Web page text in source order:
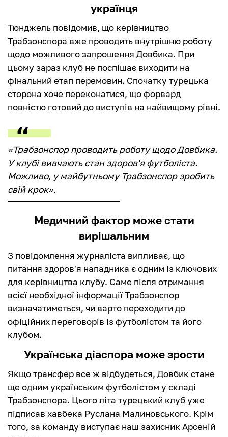
українця
Тюнджель повідомив, що керівництво
Трабзонспора вже проводить внутрішню роботу
щодо можливого запрошення Довбика. При
цьому зараз клуб не поспішає виходити на
фінальний етап перемовин. Спочатку турецька
сторона хоче переконатися, що форвард
повністю готовий до виступів на найвищому рівні.
«Трабзонспор проводить роботу щодо Довбика.
У клубі вивчають стан здоров'я футболіста.
Можливо, у майбутньому Трабзонспор зробить
свій крок».
Медичний фактор може стати
вирішальним
З повідомлення журналіста випливає, що
питання здоров'я нападника є одним із ключових
для керівництва клубу. Саме після отримання
всієї необхідної інформації Трабзонспор
визначатиметься, чи варто переходити до
офіційних переговорів із футболістом та його
клубом.
Українська діаспора може зрости
Якщо трансфер все ж відбудеться, Довбик стане
ще одним українським футболістом у складі
Трабзонспора. Цього літа турецький клуб уже
підписав хавбека Руслана Малиновського. Крім
того, за команду виступає наш захисник Арсеній